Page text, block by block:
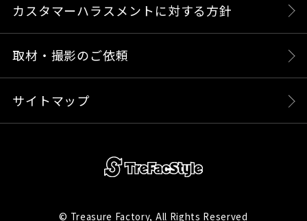
カスタマーハラスメントに対する方針
取材・撮影のご依頼
サイトマップ
© Treasure Factory, All Rights Reserved